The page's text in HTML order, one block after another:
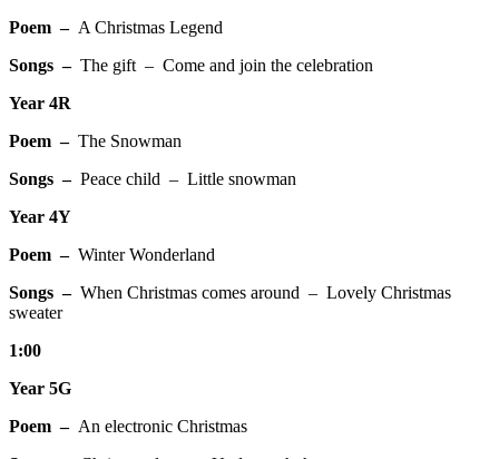
Poem – A Christmas Legend
Songs – The gift – Come and join the celebration
Year 4R
Poem – The Snowman
Songs – Peace child – Little snowman
Year 4Y
Poem – Winter Wonderland
Songs – When Christmas comes around – Lovely Christmas
sweater
1:00
Year 5G
Poem – An electronic Christmas